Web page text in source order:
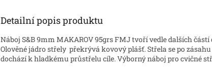
Detailní popis produktu
Náboj S&B 9mm MAKAROV 95grs FMJ tvoří vedle dalších částí
Olověné jádro střely překrývá kovový plášť. Střela se po
dochází k hladkému průstřelu cíle. Výborný náboj pro cvičné